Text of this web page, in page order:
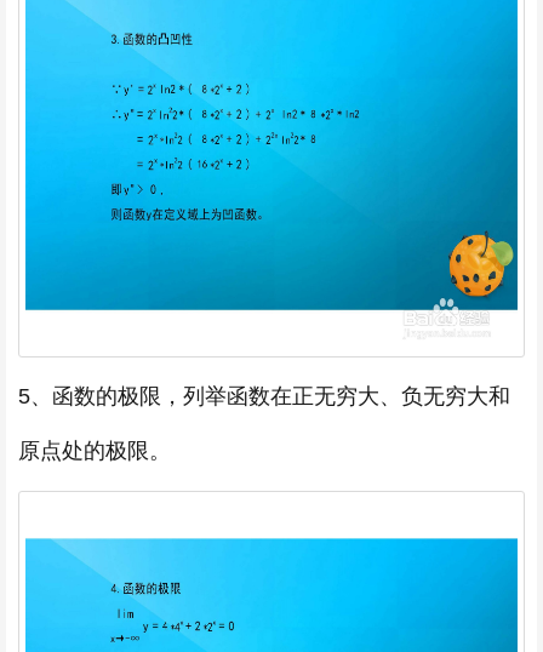
5、函数的极限，列举函数在正无穷大、负无穷大和
原点处的极限。